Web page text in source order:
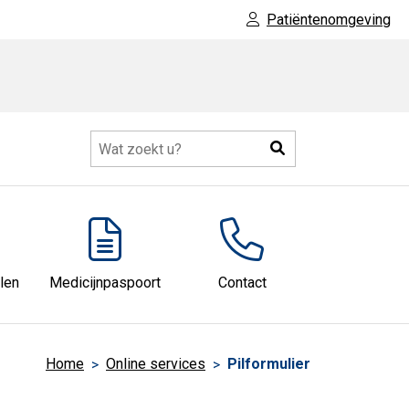
Patiëntenomgeving
Zoeken
Medicijnpaspoort Contact
Home Online services Pilformulier